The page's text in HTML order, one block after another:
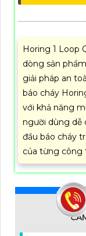
Horing 1 Loop
dòng sản
giải pháp an
báo cháy
với khả năng
người dùng dễ
đầu báo cháy
của từng công